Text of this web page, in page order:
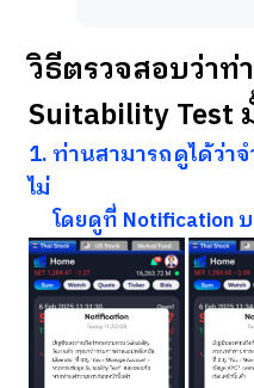
วิธีตรวจสอบว่าท่
Suitability Test
1. ท่านสามารถดูได้ว่า
ไม่
โดยดูที่ Notification